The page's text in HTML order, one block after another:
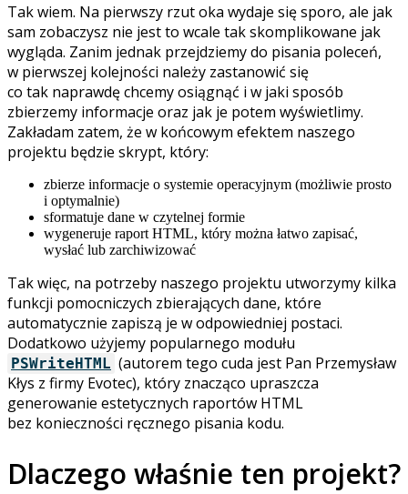
Tak wiem. Na pierwszy rzut oka wydaje się sporo, ale jak
sam zobaczysz nie jest to wcale tak skomplikowane jak
wygląda. Zanim jednak przejdziemy do pisania poleceń,
w pierwszej kolejności należy zastanowić się
co tak naprawdę chcemy osiągnąć i w jaki sposób
zbierzemy informacje oraz jak je potem wyświetlimy.
Zakładam zatem, że w końcowym efektem naszego
projektu będzie skrypt, który:
zbierze informacje o systemie operacyjnym (możliwie prosto
i optymalnie)
sformatuje dane w czytelnej formie
wygeneruje raport HTML, który można łatwo zapisać,
wysłać lub zarchiwizować
Tak więc, na potrzeby naszego projektu utworzymy kilka
funkcji pomocniczych zbierających dane, które
automatycznie zapiszą je w odpowiedniej postaci.
Dodatkowo użyjemy popularnego modułu
PSWriteHTML (autorem tego cuda jest Pan Przemysław
Kłys z firmy Evotec), który znacząco upraszcza
generowanie estetycznych raportów HTML
bez konieczności ręcznego pisania kodu.
Dlaczego właśnie ten projekt?